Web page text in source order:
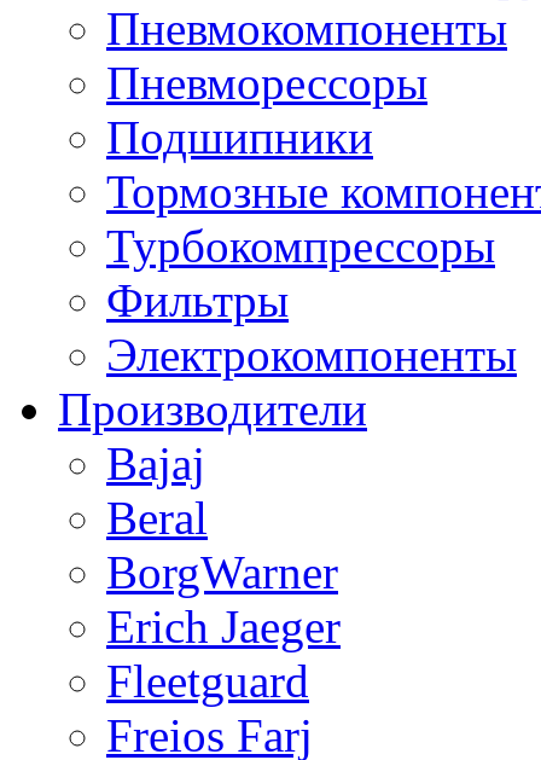
Пневмокомпоненты
Пневморессоры
Подшипники
Тормозные
Турбокомпрессоры
Фильтры
Электрокомпоненты
Производители
Bajaj
Beral
BorgWarner
Erich Jaeger
Fleetguard
Freios Farj